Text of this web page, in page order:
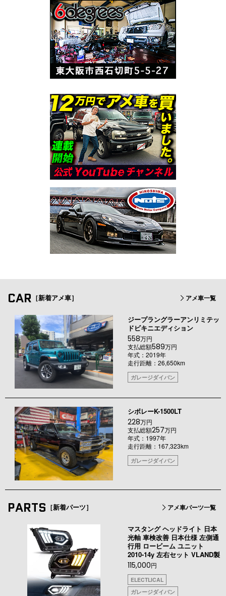
CAR ［新着アメ車］ アメ車一覧
ジープラングラーアンリミテッ
ドビキニエディション
558万円
支払総額589万円
年式：2019年
走行距離：26,650km
ガレージダイバン
シボレーK-1500LT
228万円
支払総額257万円
年式：1997年
走行距離：167,323km
ガレージダイバン
PARTS ［新着パーツ］ アメ車パーツ一覧
マスタング ヘッドライト 日本
光軸 車検改善 日本仕様 左側通
行用 ロービーム ユニット
2010-14y 左右セット VLAND製
115,000円
ELECTLICAL
ガレージダイバン